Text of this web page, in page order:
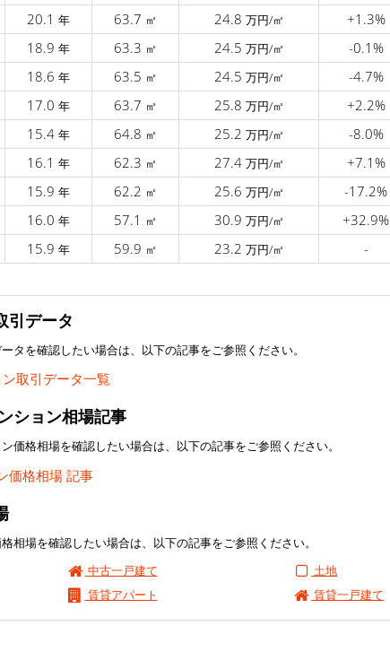
20.1 年 63.7 ㎡ 24.8 万円/㎡ +1.3%
18.9 年 63.3 ㎡ 24.5 万円/㎡ -0.1%
18.6 年 63.5 ㎡ 24.5 万円/㎡ -4.7%
17.0 年 63.7 ㎡ 25.8 万円/㎡ +2.2%
15.4 年 64.8 ㎡ 25.2 万円/㎡ -8.0%
16.1 年 62.3 ㎡ 27.4 万円/㎡ +7.1%
15.9 年 62.2 ㎡ 25.6 万円/㎡ -17.2%
16.0 年 57.1 ㎡ 30.9 万円/㎡ +32.9%
15.9 年 59.9 ㎡ 23.2 万円/㎡ -
引データ
タを確認したい場合は、以下の記事をご参照ください。
取引データ一覧
ション相場記事
価格相場を確認したい場合は、以下の記事をご参照ください。
価格相場 記事
相場を確認したい場合は、以下の記事をご参照ください。
中古一戸建て
土地
賃貸アパート 賃貸一戸建て